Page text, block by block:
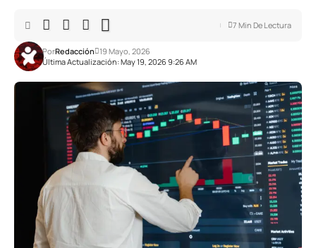
Última Actualización: May 19, 2026 9:26 AM
PorRedacción 19 Mayo, 2026
7 Min De Lectura